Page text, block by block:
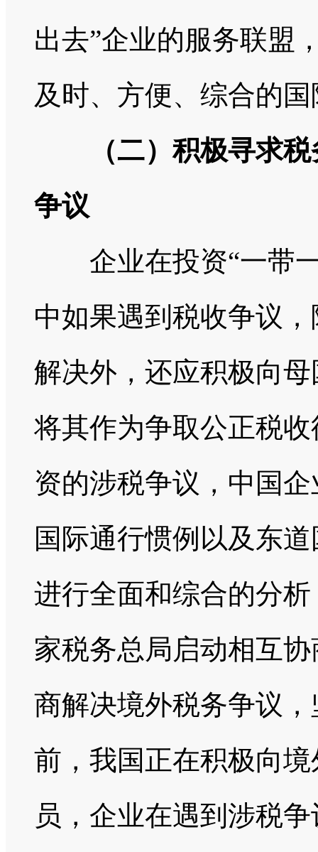
出去”企业的服务联盟
及时、方便、综合的
（二）积极寻求
争议
企业在投资“一带一
中如果遇到税收争议
解决外，还应积极向
将其作为争取公正税
资的涉税争议，中国
国际通行惯例以及东
进行全面和综合的分
家税务总局启动相互
商解决境外税务争议
前，我国正在积极向
员，企业在遇到涉税